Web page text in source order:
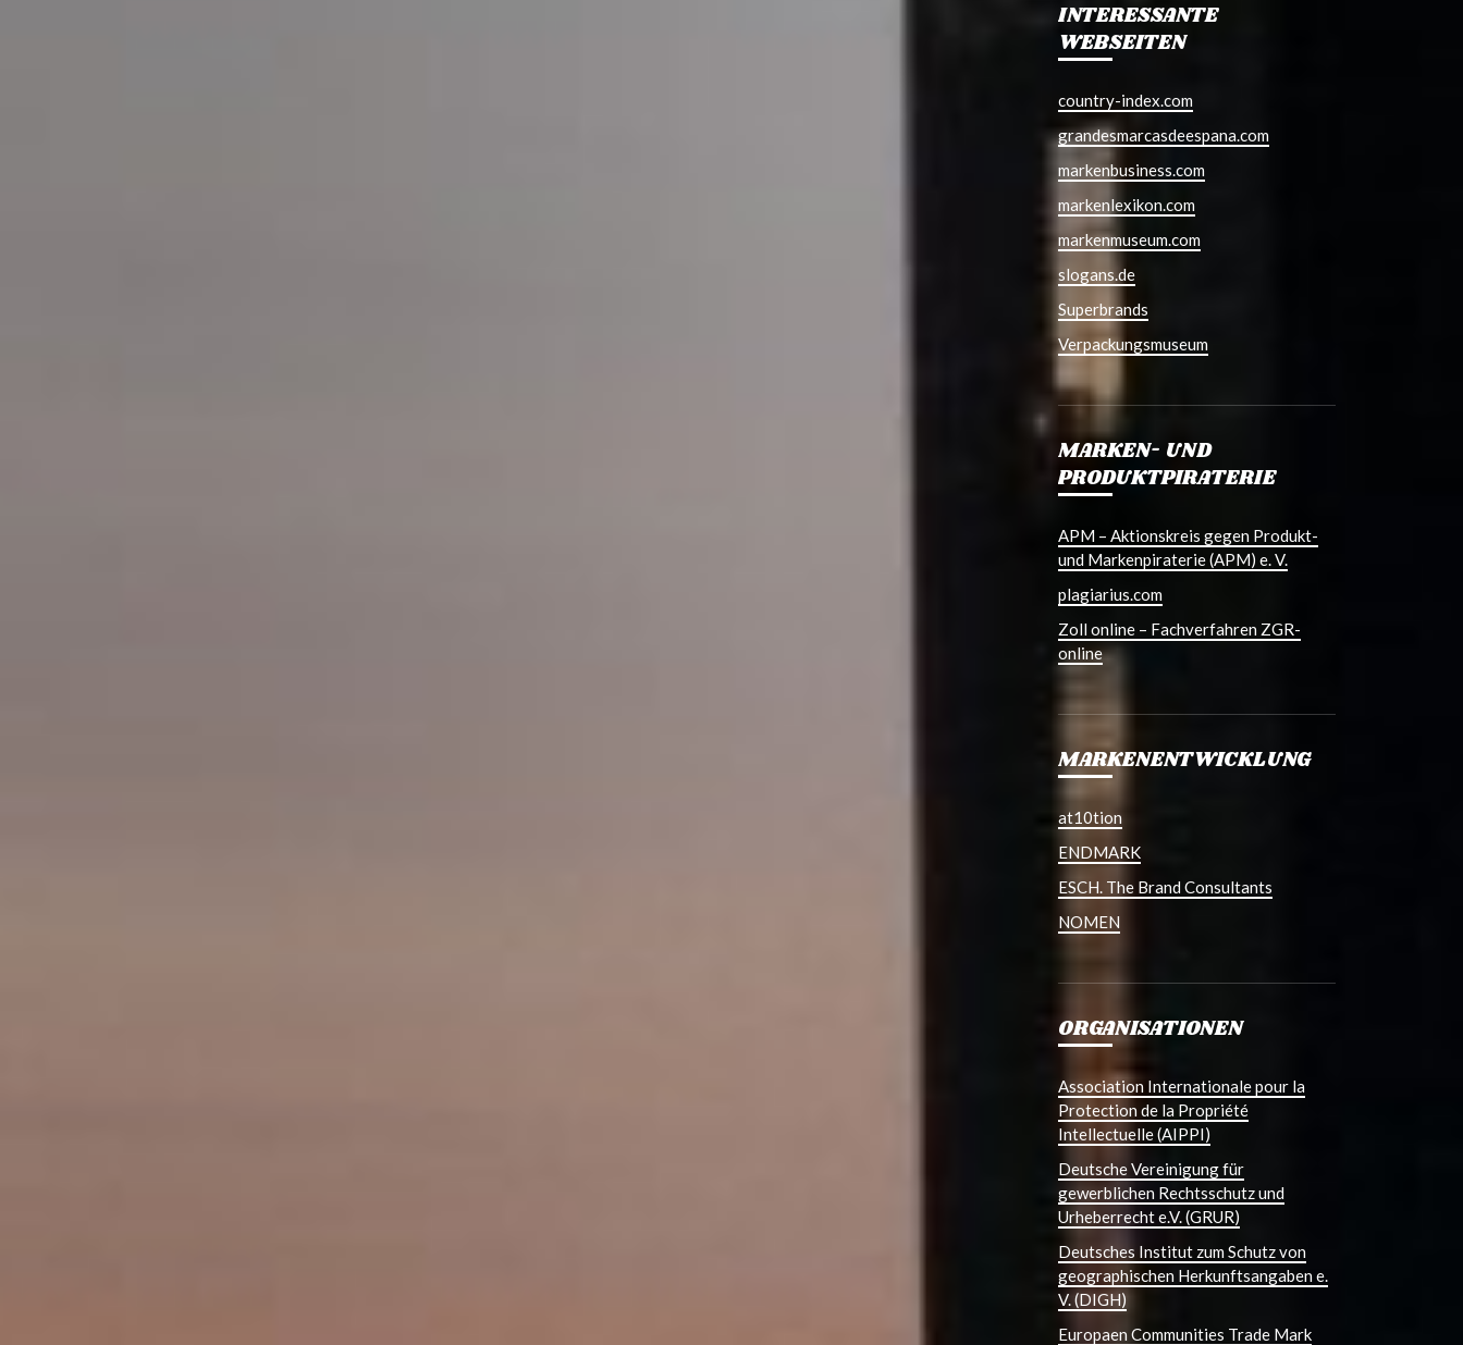
INTERESSANTE
WEBSEITEN
country-index.com
grandesmarcasdeespana.com
markenbusiness.com
markenlexikon.com
markenmuseum.com
slogans.de
Superbrands
Verpackungsmuseum
MARKEN- UND
PRODUKTPIRATERIE
APM – Aktionskreis gegen Produkt-
und Markenpiraterie (APM) e. V.
plagiarius.com
Zoll online – Fachverfahren ZGR-
online
MARKENENTWICKLUNG
at10tion
ENDMARK
ESCH. The Brand Consultants
NOMEN
ORGANISATIONEN
Association Internationale pour la
Protection de la Propriété
Intellectuelle (AIPPI)
Deutsche Vereinigung für
gewerblichen Rechtsschutz und
Urheberrecht e.V. (GRUR)
Deutsches Institut zum Schutz von
geographischen Herkunftsangaben e.
V. (DIGH)
Europaen Communities Trade Mark